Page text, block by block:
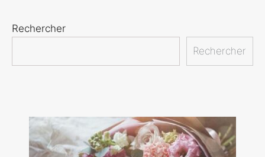
Rechercher
Rechercher